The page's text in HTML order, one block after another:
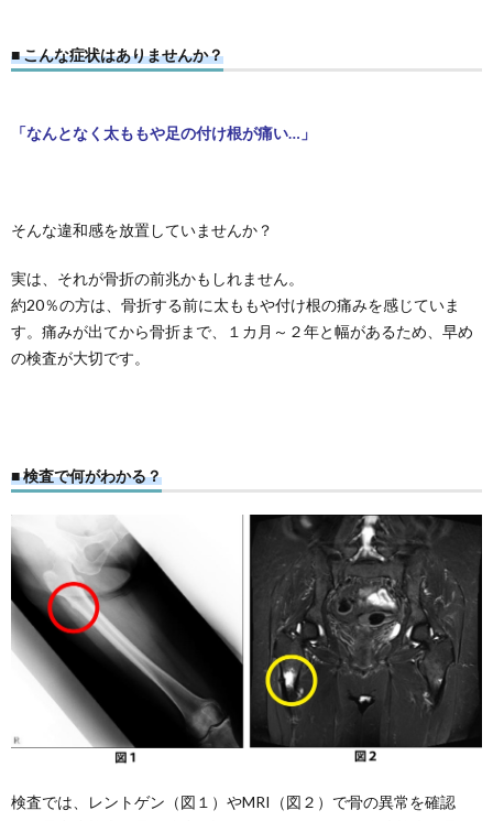
■ こんな症状はありませんか？
「なんとなく太ももや足の付け根が痛い…」
そんな違和感を放置していませんか？
実は、それが骨折の前兆かもしれません。
約20％の方は、骨折する前に太ももや付け根の痛みを感じていま
す。痛みが出てから骨折まで、１カ月～２年と幅があるため、早め
の検査が大切です。
■ 検査で何がわかる？
検査では、レントゲン（図１）やMRI（図２）で骨の異常を確認